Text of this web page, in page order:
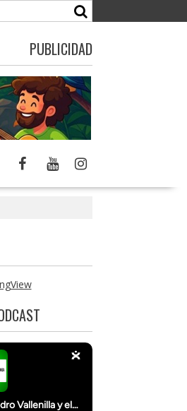
PUBLICIDAD